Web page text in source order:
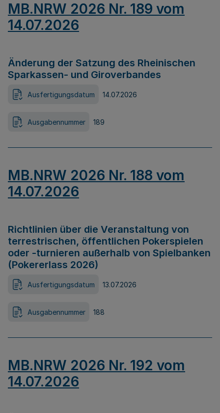
MB.NRW 2026 Nr. 189 vom
14.07.2026
Änderung der Satzung des Rheinischen
Sparkassen- und Giroverbandes
Ausfertigungsdatum 14.07.2026
Ausgabennummer 189
MB.NRW 2026 Nr. 188 vom
14.07.2026
Richtlinien über die Veranstaltung von
terrestrischen, öffentlichen Pokerspielen
oder -turnieren außerhalb von Spielbanken
(Pokererlass 2026)
Ausfertigungsdatum 13.07.2026
Ausgabennummer 188
MB.NRW 2026 Nr. 192 vom
14.07.2026